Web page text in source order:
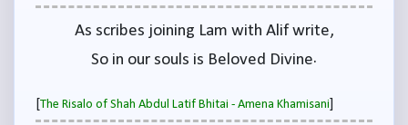
As scribes joining Lam with Alif write,
So in our souls is Beloved Divine.
[The Risalo of Shah Abdul Latif Bhitai - Amena Khamisani